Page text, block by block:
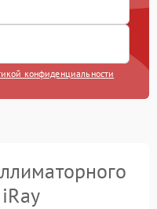
конфиденциальности